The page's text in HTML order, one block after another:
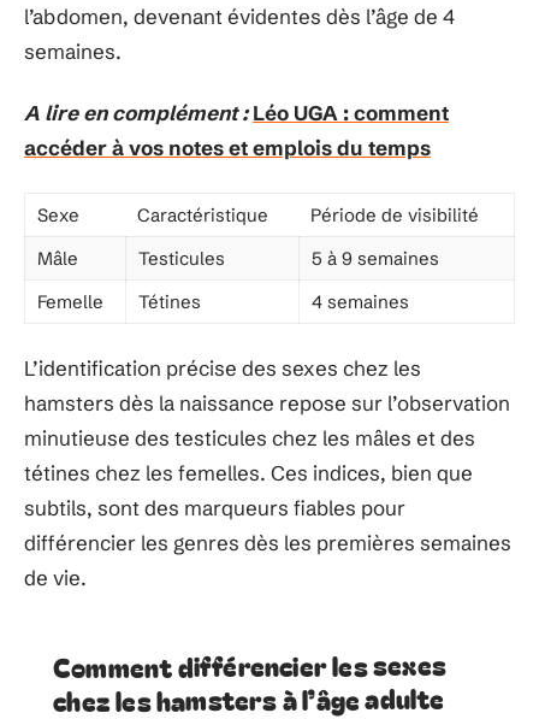
l’abdomen, devenant évidentes dès l’âge de 4
semaines.
A lire en complément : Léo UGA : comment
accéder à vos notes et emplois du temps
Sexe Caractéristique
Période de visibilité
Mâle
Testicules
5 à 9 semaines
Femelle
Tétines 4 semaines
L’identification précise des sexes chez les
hamsters dès la naissance repose sur l’observation
minutieuse des testicules chez les mâles et des
tétines chez les femelles. Ces indices, bien que
subtils, sont des marqueurs fiables pour
différencier les genres dès les premières semaines
de vie.
Comment différencier les sexes
chez les hamsters à l’âge adulte